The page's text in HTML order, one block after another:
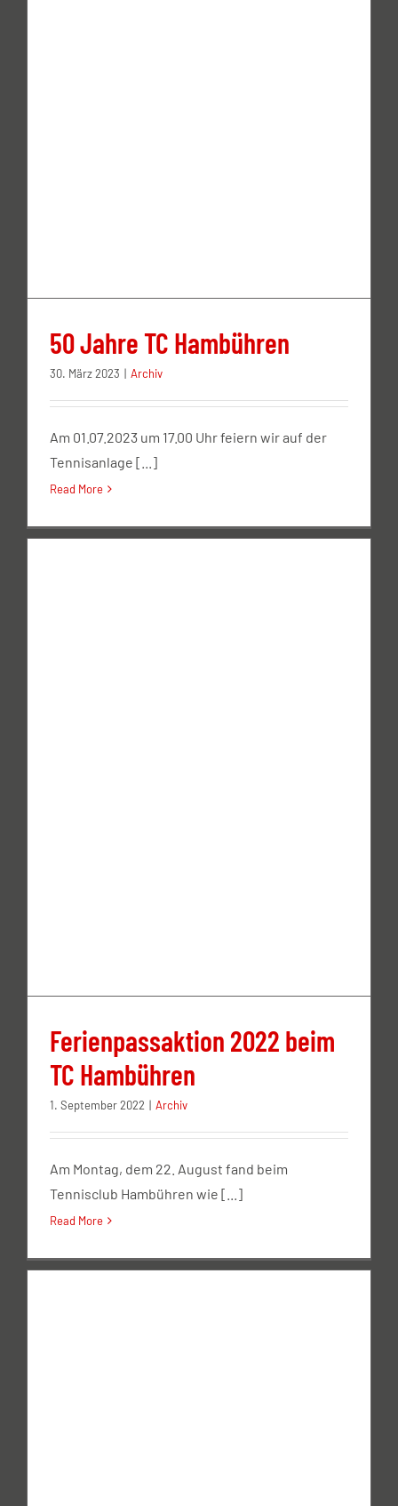
50 Jahre TC Hambühren
30. März 2023 | Archiv
Am 01.07.2023 um 17.00 Uhr feiern wir auf der
Tennisanlage [...]
Read More
Ferienpassaktion 2022 beim
TC Hambühren
1. September 2022 | Archiv
Am Montag, dem 22. August fand beim
Tennisclub Hambühren wie [...]
Read More